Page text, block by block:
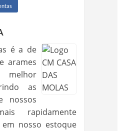
é a de
arames
as
nossos
rapidamente
em nosso estoque